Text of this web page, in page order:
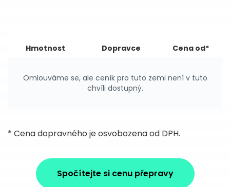
Hmotnost Dopravce Cena od*
Omlouváme se, ale ceník pro tuto zemi není v tuto
chvíli dostupný.
* Cena dopravného je osvobozena od DPH.
Spočítejte si cenu přepravy